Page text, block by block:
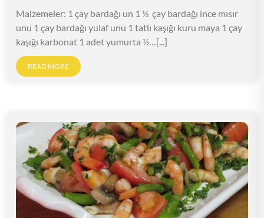
Malzemeler: 1 çay bardağı un 1 ½ çay bardağı ince mısır
unu 1 çay bardağı yulaf unu 1 tatlı kaşığı kuru maya 1 çay
kaşığı karbonat 1 adet yumurta ½…[...]
READ MORE